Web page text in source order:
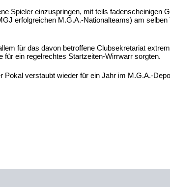
Spieler einzuspringen, mit teils fadenscheinigen
erfolgreichen M.G.A.-Nationalteams) am selben
für das davon betroffene Clubsekretariat
für ein regelrechtes Startzeiten-Wirrwarr sorgten.
verstaubt wieder für ein Jahr im M.G.A.-